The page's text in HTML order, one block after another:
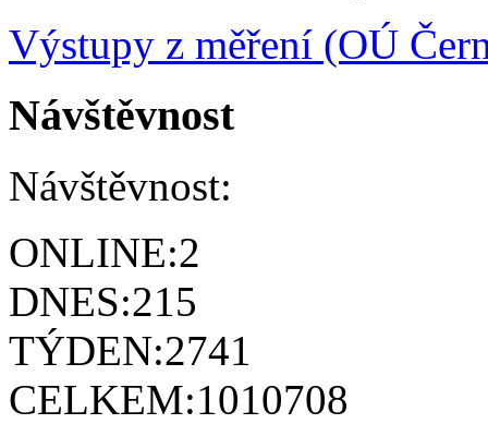
Výstupy z měření (OÚ
Návštěvnost
Návštěvnost:
ONLINE:2
DNES:215
TÝDEN:2741
CELKEM:1010708